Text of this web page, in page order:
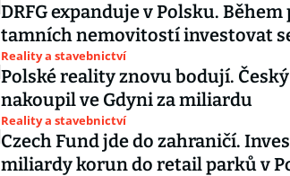
DRFG expanduje v Polsku.
tamních nemovitostí investovat
Reality a stavebnictví
Polské reality znovu bodují.
nakoupil ve Gdyni za miliardu
Reality a stavebnictví
Czech Fund jde do zahraničí.
miliardy korun do retail parků v